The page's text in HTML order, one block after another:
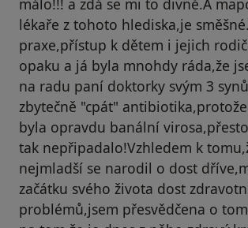
málo!!! a zdá se mi to divné.A
lékaře z tohoto hlediska,je
praxe,přístup k dětem i jejich
opaku a já byla mnohdy ráda,že
na radu paní doktorky svým 3
zbytečně "cpát"
byla opravdu banální
tak nepřipadalo!Vzhledem k
nejmladší se narodil o dost
začátku svého života dost
problémů,jsem přesvědčena o